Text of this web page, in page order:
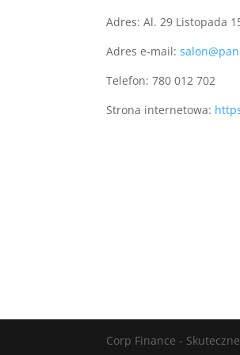
Adres: Al. 29 Listopada
Adres e-mail:
Telefon: 780 012 702
Strona internetowa:
Corp Finance -